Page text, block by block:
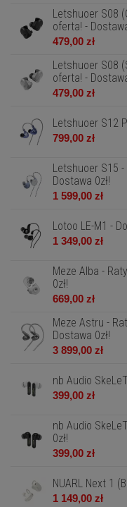
Letshuoer S08
oferta! -
479,00 zł
Letshuoer S08
oferta! -
479,00 zł
Letshuoer S12
799,00 zł
Letshuoer S15
Dostawa 0zł!
1 599,00 zł
Lotoo LE-M1 -
1 349,00 zł
Meze Alba -
0zł!
669,00 zł
Meze Astru -
Dostawa 0zł!
3 899,00 zł
nb Audio
399,00 zł
nb Audio
0zł!
399,00 zł
NUARL Next 1
1 149,00 zł